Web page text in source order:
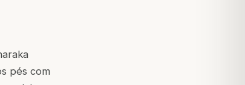
pés com